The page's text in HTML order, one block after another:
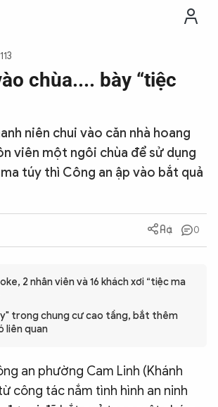
BÌNH
DÂN
chùa.... bày “tiệc
niên chui vào căn nhà hoang
viên một ngôi chùa để sử dụng
túy thì Công an ập vào bắt quả
0
2 nhân viên và 16 khách xơi “tiệc ma
trong chung cư cao tầng, bắt thêm
liên quan
an phường Cam Linh (Khánh
công tác nắm tình hình an ninh